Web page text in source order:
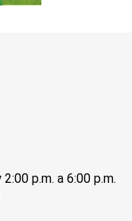
p.m. a 6:00 p.m.